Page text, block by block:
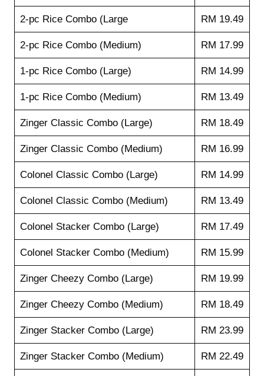
2-pc Rice Combo (Large RM 19.49
2-pc Rice Combo (Medium) RM 17.99
1-pc Rice Combo (Large) RM 14.99
1-pc Rice Combo (Medium) RM 13.49
Zinger Classic Combo (Large) RM 18.49
Zinger Classic Combo (Medium) RM 16.99
Colonel Classic Combo (Large) RM 14.99
Colonel Classic Combo (Medium) RM 13.49
Colonel Stacker Combo (Large) RM 17.49
Colonel Stacker Combo (Medium) RM 15.99
Zinger Cheezy Combo (Large) RM 19.99
Zinger Cheezy Combo (Medium) RM 18.49
Zinger Stacker Combo (Large) RM 23.99
Zinger Stacker Combo (Medium) RM 22.49